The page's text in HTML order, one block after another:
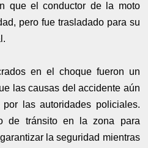
que el conductor de la moto
pero fue trasladado para su
en el choque fueron un
las causas del accidente aún
las autoridades policiales.
de tránsito en la zona para
la seguridad mientras